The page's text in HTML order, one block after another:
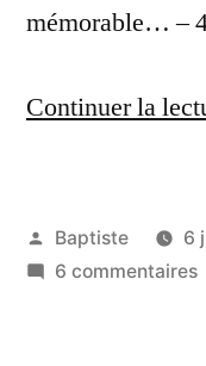
mémorable… –
Continuer la
Publié
par
Baptiste 6
6 commentaires